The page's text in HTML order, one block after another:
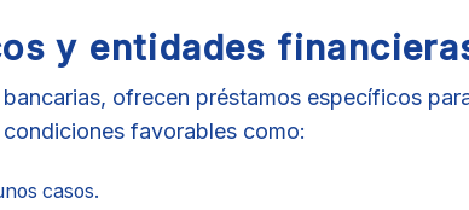
y entidades
ofrecen préstamos específicos
favorables como:
casos.